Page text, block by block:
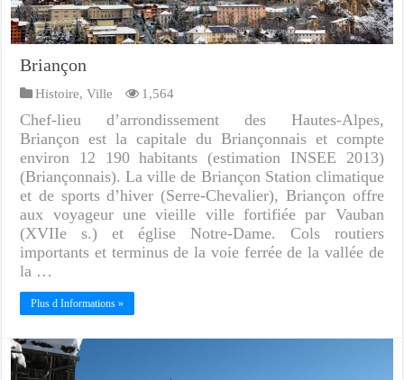
Briançon
Histoire,Ville 1,564
Chef-lieu d’arrondissement des Hautes-Alpes,
Briançon est la capitale du Briançonnais et compte
environ 12 190 habitants (estimation INSEE 2013)
(Briançonnais). La ville de Briançon Station climatique
et de sports d’hiver (Serre-Chevalier), Briançon offre
aux voyageur une vieille ville fortifiée par Vauban
(XVIIe s.) et église Notre-Dame. Cols routiers
importants et terminus de la voie ferrée de la vallée de
la …
Plus d Informations »